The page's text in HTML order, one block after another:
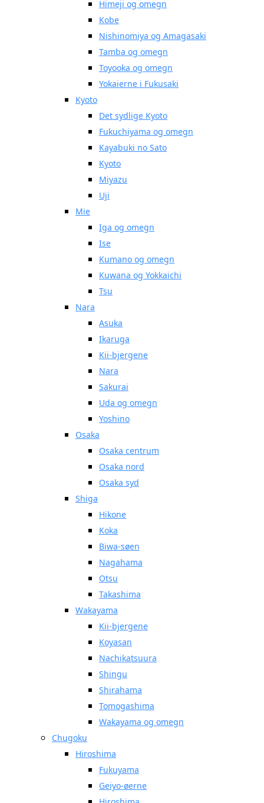
Himeji og omegn
Kobe
Nishinomiya og Amagasaki
Tamba og omegn
Toyooka og omegn
Yokaierne i Fukusaki
Kyoto
Det sydlige Kyoto
Fukuchiyama og omegn
Kayabuki no Sato
Kyoto
Miyazu
Uji
Mie
Iga og omegn
Ise
Kumano og omegn
Kuwana og Yokkaichi
Tsu
Nara
Asuka
Ikaruga
Kii-bjergene
Nara
Sakurai
Uda og omegn
Yoshino
Osaka
Osaka centrum
Osaka nord
Osaka syd
Shiga
Hikone
Koka
Biwa-søen
Nagahama
Otsu
Takashima
Wakayama
Kii-bjergene
Koyasan
Nachikatsuura
Shingu
Shirahama
Tomogashima
Wakayama og omegn
Chugoku
Hiroshima
Fukuyama
Geiyo-øerne